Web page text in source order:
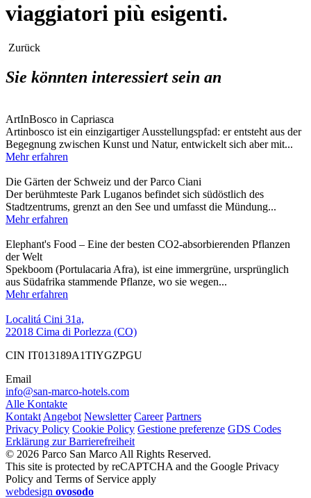
viaggiatori più esigenti.
Zurück
Sie könnten interessiert sein an
ArtInBosco in Capriasca
Artinbosco ist ein einzigartiger Ausstellungspfad: er entsteht aus der
Begegnung zwischen Kunst und Natur, entwickelt sich aber mit...
Mehr erfahren
Die Gärten der Schweiz und der Parco Ciani
Der berühmteste Park Luganos befindet sich südöstlich des
Stadtzentrums, grenzt an den See und umfasst die Mündung...
Mehr erfahren
Elephant's Food – Eine der besten CO2-absorbierenden Pflanzen
der Welt
Spekboom (Portulacaria Afra), ist eine immergrüne, ursprünglich
aus Südafrika stammende Pflanze, wo sie wegen...
Mehr erfahren
Localitá Cini 31a,
22018 Cima di Porlezza (CO)
CIN IT013189A1TIYGZPGU
Email
info@san-marco-hotels.com
Alle Kontakte
Kontakt Angebot Newsletter Career Partners
Privacy Policy Cookie Policy Gestione preferenze GDS Codes
Erklärung zur Barrierefreiheit
© 2026 Parco San Marco All Rights Reserved.
This site is protected by reCAPTCHA and the Google Privacy
Policy and Terms of Service apply
webdesign ovosodo